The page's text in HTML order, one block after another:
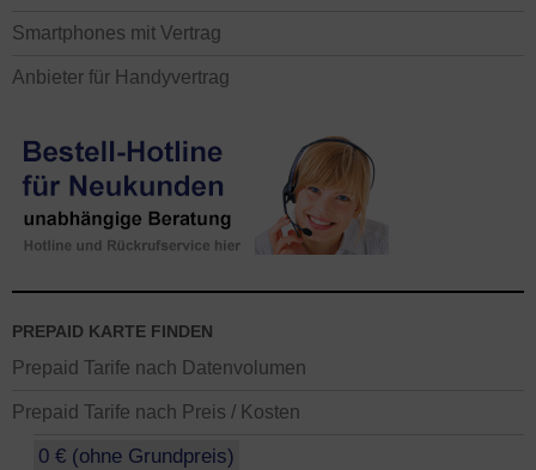
Smartphones mit Vertrag
Anbieter für Handyvertrag
PREPAID KARTE FINDEN
Prepaid Tarife nach Datenvolumen
Prepaid Tarife nach Preis / Kosten
0 € (ohne Grundpreis)